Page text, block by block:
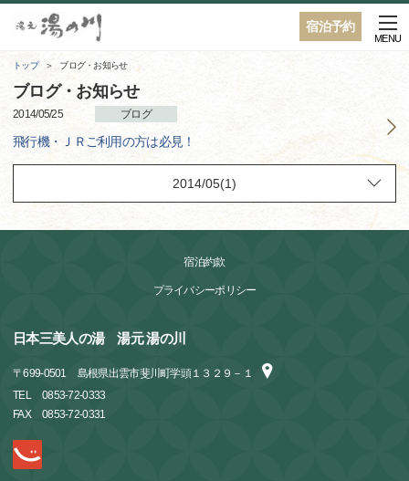
宿泊予約
MENU
トップ ブログ・お知らせ
ブログ・お知らせ
2014/05/25 ブログ
飛行機・ＪＲご利用の方は必見！
宿泊約款
プライバシーポリシー
日本三美人の湯 湯元 湯の川
〒699-0501
島根県出雲市斐川町学頭１３２９－１
TEL
0853-72-0333
FAX
0853-72-0331